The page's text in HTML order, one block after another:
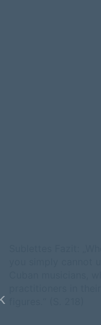
Sublettes Fazit:
you simply cannot
Cuban musicians,
practitioners in